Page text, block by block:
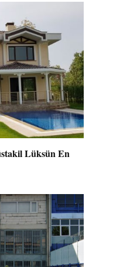
Lüksün En